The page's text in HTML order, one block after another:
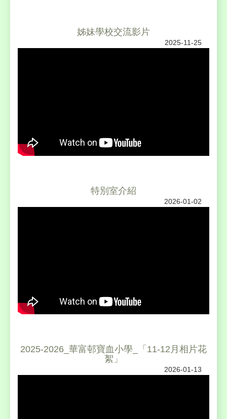
姊妹學校交流影片
2025-11-25
特別室介紹
2026-01-02
2025-2026_華富邨寶血小學_「11-12月相片花
絮」
2026-01-13